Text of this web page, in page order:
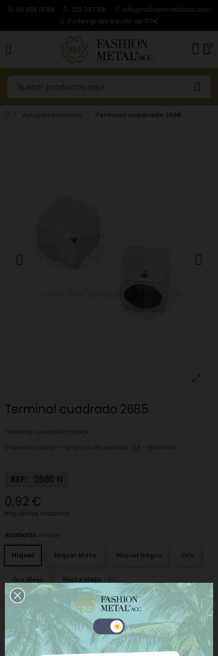
96 555 01 89 722 337 158
info@fashionmetalacc.com
Portes gratis a partir de 150€
0
Terminal cuadrado 2685
REF: 2685 N
0,92 €
Impuestos excluidos
Acabado: Niquel
Niquel
+ AÑADIR AL CARRITO
COMPRAR AHORA
Este sitio web utiliza cookies propias y de terceros
para mejorar nuestros servicios y mostrarle
publicidad relacionada con sus preferencias